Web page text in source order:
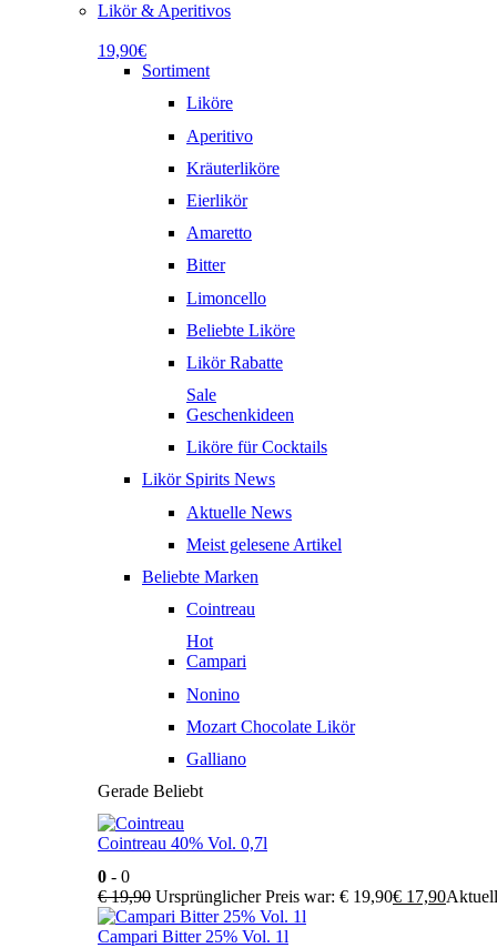
Likör & Aperitivos
19,90€
Sortiment
Liköre
Aperitivo
Kräuterliköre
Eierlikör
Amaretto
Bitter
Limoncello
Beliebte Liköre
Likör Rabatte
Sale
Geschenkideen
Liköre für Cocktails
Likör Spirits News
Aktuelle News
Meist gelesene Artikel
Beliebte Marken
Cointreau
Hot
Campari
Nonino
Mozart Chocolate Likör
Galliano
Gerade Beliebt
Cointreau 40% Vol. 0,7l
0 - 0
€19,90 Ursprünglicher Preis war: € 19,90€ 17,90
Campari Bitter 25% Vol. 1l